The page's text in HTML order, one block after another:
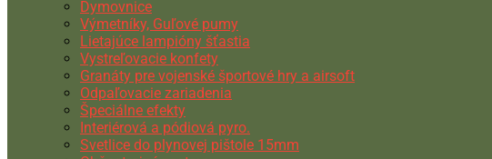
Dymovnice
Výmetníky, Guľové pumy
Lietajúce lampióny šťastia
Vystreľovacie konfety
Granáty pre vojenské športové hry a airsoft
Odpaľovacie zariadenia
Špeciálne efekty
Interiérová a pódiová pyro.
Svetlice do plynovej pištole 15mm